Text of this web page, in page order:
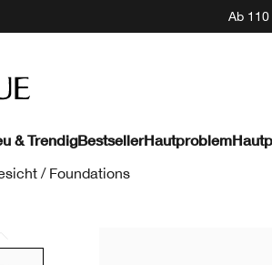
Ab
& TrendigBestsellerHautproblem
/ Foundations